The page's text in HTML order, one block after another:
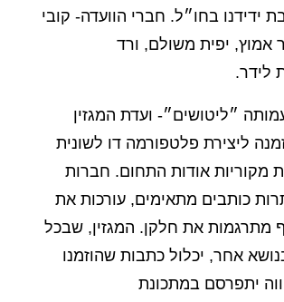
ידידנו בחו״ל. חברי הוועדה- קובי
אמוץ, יפית משולם, ורד
לידר.
״ליטושים״- ועדת המגזין
ליצירת פלטפורמה דו לשונית
מקוריות אודות התחום. חברות
כותבים מתאימים, עורכות את
מתרגמות את חלקן. המגזין, שבכל
בנושא אחר, יכלול כתבות שהוזמנו
יתפרסם במתכונת